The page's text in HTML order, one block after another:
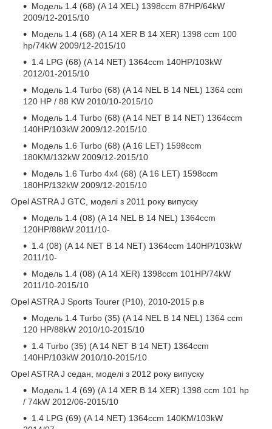
Модель 1.4 (68) (A 14 XEL) 1398ccm 87HP/64kW
2009/12-2015/10
Модель 1.4 (68) (A 14 XER B 14 XER) 1398 ccm 100
hp/74kW 2009/12-2015/10
1.4 LPG (68) (A 14 NET) 1364ccm 140HP/103kW
2012/01-2015/10
Модель 1.4 Turbo (68) (A 14 NEL B 14 NEL) 1364 ccm
120 HP / 88 KW 2010/10-2015/10
Модель 1.4 Turbo (68) (A 14 NET B 14 NET) 1364ccm
140HP/103kW 2009/12-2015/10
Модель 1.6 Turbo (68) (A 16 LET) 1598ccm
180KM/132kW 2009/12-2015/10
Модель 1.6 Turbo 4x4 (68) (A 16 LET) 1598ccm
180HP/132kW 2009/12-2015/10
Opel ASTRA J GTC, моделі з 2011 року випуску
Модель 1.4 (08) (A 14 NEL B 14 NEL) 1364ccm
120HP/88kW 2011/10-
1.4 (08) (A 14 NET B 14 NET) 1364ccm 140HP/103kW
2011/10-
Модель 1.4 (08) (A 14 XER) 1398ccm 101HP/74kW
2011/10-2015/10
Opel ASTRA J Sports Tourer (P10), 2010-2015 р.в
Модель 1.4 Turbo (35) (A 14 NEL B 14 NEL) 1364 ccm
120 HP/88kW 2010/10-2015/10
1.4 Turbo (35) (A 14 NET B 14 NET) 1364ccm
140HP/103kW 2010/10-2015/10
Opel ASTRA J седан, моделі з 2012 року випуску
Модель 1.4 (69) (A 14 XER B 14 XER) 1398 ccm 101 hp
/ 74kW 2012/06-2015/10
1.4 LPG (69) (A 14 NET) 1364ccm 140KM/103kW